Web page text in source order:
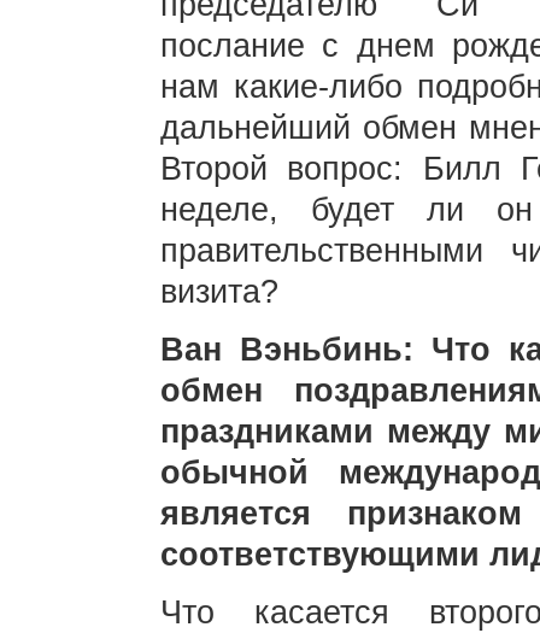
послание с днем
нам какие-либо
дальнейший обмен
Второй вопрос: Билл
неделе, будет ли он
правительственными
визита?
Ван Вэньбинь: Что
обмен
праздниками между
обычной
является
соответствующими
Что касается